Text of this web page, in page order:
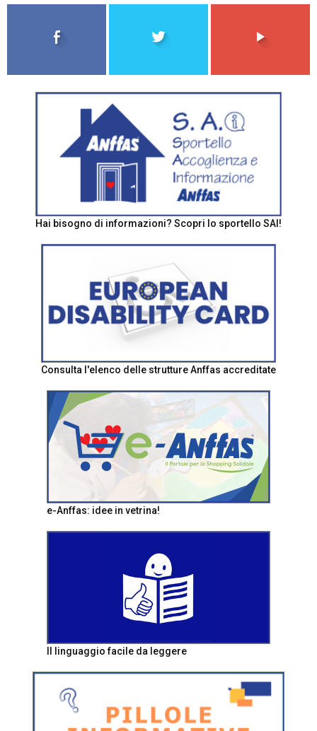
Hai bisogno di informazioni? Scopri lo sportello SAI!
Consulta l'elenco delle strutture Anffas accreditate
e-Anffas: idee in vetrina!
Il linguaggio facile da leggere